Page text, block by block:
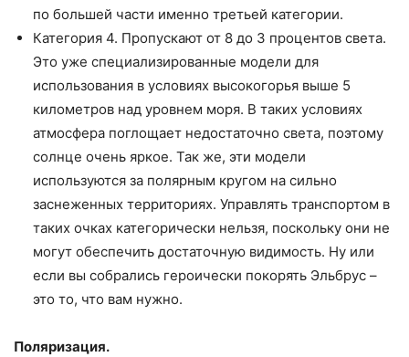
по большей части именно третьей категории.
Категория 4. Пропускают от 8 до 3 процентов света.
Это уже специализированные модели для
использования в условиях высокогорья выше 5
километров над уровнем моря. В таких условиях
атмосфера поглощает недостаточно света, поэтому
солнце очень яркое. Так же, эти модели
используются за полярным кругом на сильно
заснеженных территориях. Управлять транспортом в
таких очках категорически нельзя, поскольку они не
могут обеспечить достаточную видимость. Ну или
если вы собрались героически покорять Эльбрус –
это то, что вам нужно.
Поляризация.